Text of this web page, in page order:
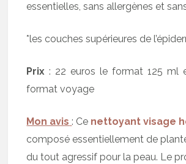
essentielles, sans allergènes et
*les couches supérieures de
Prix : 22 euros le format 125 ml
format voyage
Mon avis : Ce nettoyant visage
composé essentiellement de
du tout agressif pour la peau. Le